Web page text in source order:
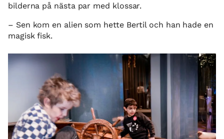
bilderna på nästa par med klossar.
– Sen kom en alien som hette Bertil och han hade en
magisk fisk.